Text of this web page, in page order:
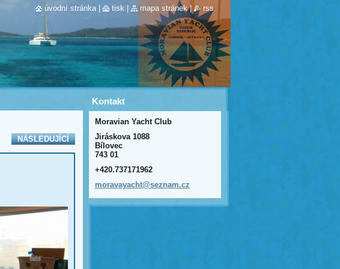
NÁSLEDUJÍCÍ
Kontakt
Moravian Yacht Club
Jiráskova 1088
Bílovec
743 01
+420.737171962
moravayacht@seznam.cz
úvodní stránka tisk mapa stránek | rss